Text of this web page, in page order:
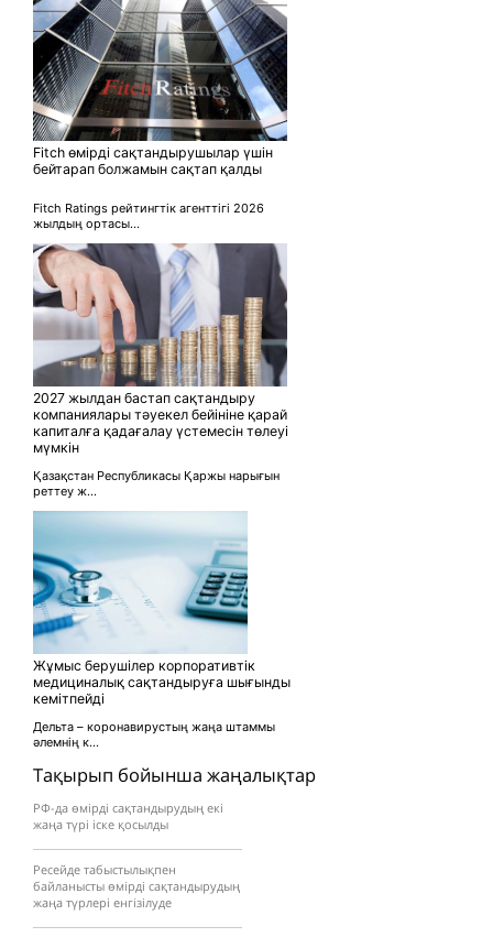
Тақырып бойынша жаңалықтар
РФ-да өмірді сақтандырудың екі
жаңа түрі іске қосылды
Ресейде табыстылықпен
байланысты өмірді сақтандырудың
жаңа түрлері енгізілуде
Fitch өмірді сақтандырушылар үшін
бейтарап болжамын сақтап қалды
Fitch Ratings рейтингтік агенттігі 2026
жылдың ортасы...
2027 жылдан бастап сақтандыру
компаниялары тәуекел бейініне қарай
капиталға қадағалау үстемесін төлеуі
мүмкін
Қазақстан Республикасы Қаржы нарығын
реттеу ж...
Жұмыс берушілер корпоративтік
медициналық сақтандыруға шығынды
кемітпейді
Дельта – коронавирустың жаңа штаммы
әлемнің к...